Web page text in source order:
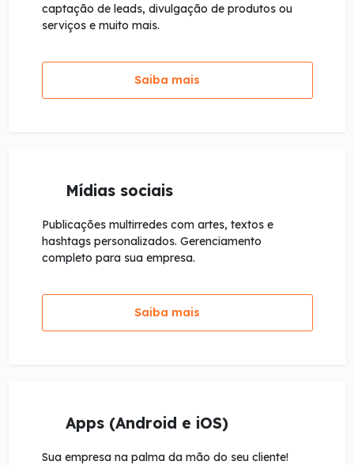
captação de leads, divulgação de produtos ou
serviços e muito mais.
Saiba mais
Mídias sociais
Publicações multirredes com artes, textos e
hashtags personalizados. Gerenciamento
completo para sua empresa.
Saiba mais
Apps (Android e iOS)
Sua empresa na palma da mão do seu cliente!